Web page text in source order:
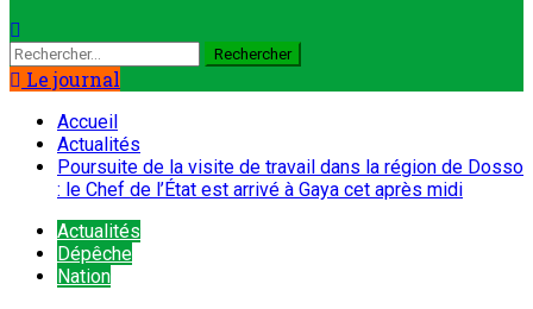
Rechercher :
Le journal
Accueil
Actualités
Poursuite de la visite de travail dans la région de Dosso
: le Chef de l’État est arrivé à Gaya cet après midi
Actualités
Dépêche
Nation